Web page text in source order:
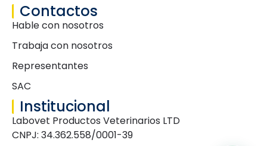
Contactos
Hable con nosotros
Trabaja con nosotros
Representantes
SAC
Institucional
Labovet Productos Veterinarios LTD
CNPJ: 34.362.558/0001-39